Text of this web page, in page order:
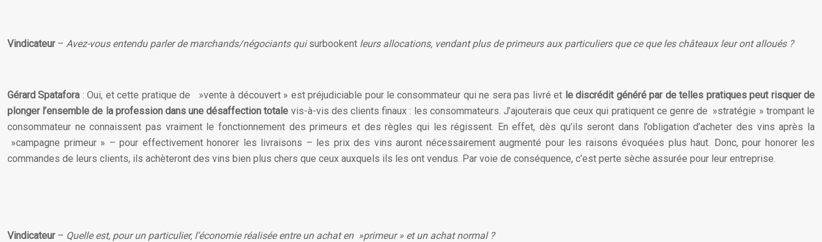
Vindicateur– Avez-vous entendu parler de marchands/négociants quisurbookent leurs allocations, vendant plus de primeurs aux particuliers que ce que les châteaux leur ont alloués ?
Gérard Spatafora : Oui, et cette pratique de »vente à découvert » est préjudiciable pour le consommateur qui ne sera pas livré et le discrédit généré par de telles pratiques peut risquer de
plonger l’ensemble de la profession dans une désaffection totale vis-à-vis des clients finaux : les consommateurs. J’ajouterais que ceux qui pratiquent ce genre de »stratégie » trompant le
consommateur ne connaissent pas vraiment le fonctionnement des primeurs et des règles qui les régissent. En effet, dès qu’ils seront dans l’obligation d’acheter des vins après la
»campagne primeur » – pour effectivement honorer les livraisons – les prix des vins auront nécessairement augmenté pour les raisons évoquées plus haut. Donc, pour honorer les
commandes de leurs clients, ils achèteront des vins bien plus chers que ceux auxquels ils les ont vendus. Par voie de conséquence, c’est perte sèche assurée pour leur entreprise.
Vindicateur– Quelle est, pour un particulier, l’économie réalisée entre un achat en »primeur » et un achat normal ?